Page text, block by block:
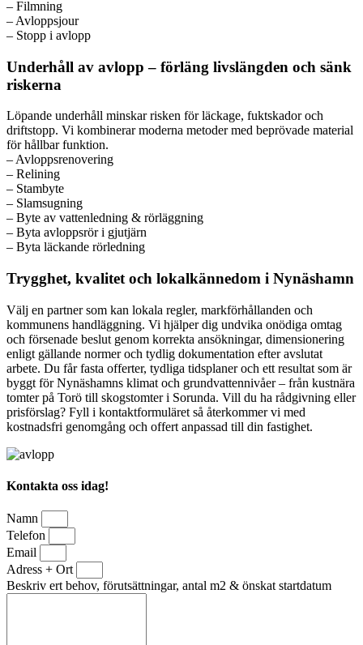
– Filmning
– Avloppsjour
– Stopp i avlopp
Underhåll av avlopp – förläng livslängden och sänk
riskerna
Löpande underhåll minskar risken för läckage, fuktskador och
driftstopp. Vi kombinerar moderna metoder med beprövade material
för hållbar funktion.
– Avloppsrenovering
– Relining
– Stambyte
– Slamsugning
– Byte av vattenledning & rörläggning
– Byta avloppsrör i gjutjärn
– Byta läckande rörledning
Trygghet, kvalitet och lokalkännedom i Nynäshamn
Välj en partner som kan lokala regler, markförhållanden och
kommunens handläggning. Vi hjälper dig undvika onödiga omtag
och försenade beslut genom korrekta ansökningar, dimensionering
enligt gällande normer och tydlig dokumentation efter avslutat
arbete. Du får fasta offerter, tydliga tidsplaner och ett resultat som är
byggt för Nynäshamns klimat och grundvattennivåer – från kustnära
tomter på Torö till skogstomter i Sorunda. Vill du ha rådgivning eller
prisförslag? Fyll i kontaktformuläret så återkommer vi med
kostnadsfri genomgång och offert anpassad till din fastighet.
Kontakta oss idag!
Namn
Telefon
Email
Adress + Ort
Beskriv ert behov, förutsättningar, antal m2 & önskat startdatum